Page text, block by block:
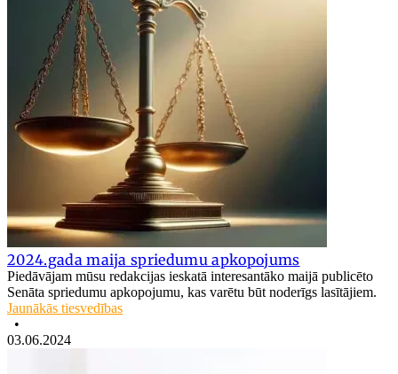
2024.gada maija spriedumu apkopojums
Piedāvājam mūsu redakcijas ieskatā interesantāko maijā publicēto
Senāta spriedumu apkopojumu, kas varētu būt noderīgs lasītājiem.
Jaunākās tiesvedības
•
03.06.2024